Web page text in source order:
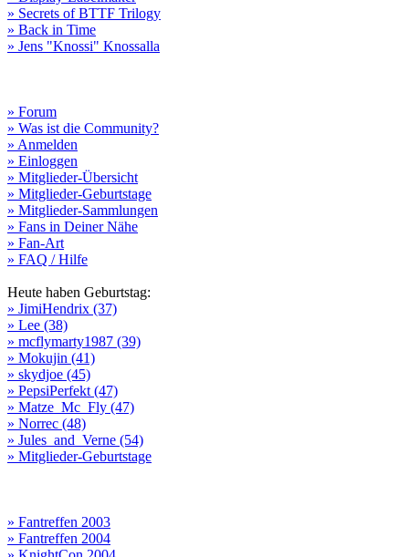
» Secrets of BTTF Trilogy
» Back in Time
» Jens "Knossi" Knossalla
» Forum
» Was ist die Community?
» Anmelden
» Einloggen
» Mitglieder-Übersicht
» Mitglieder-Geburtstage
» Mitglieder-Sammlungen
» Fans in Deiner Nähe
» Fan-Art
» FAQ / Hilfe
Heute haben Geburtstag:
» JimiHendrix (37)
» Lee (38)
» mcflymarty1987 (39)
» Mokujin (41)
» skydjoe (45)
» PepsiPerfekt (47)
» Matze_Mc_Fly (47)
» Norrec (48)
» Jules_and_Verne (54)
» Mitglieder-Geburtstage
» Fantreffen 2003
» Fantreffen 2004